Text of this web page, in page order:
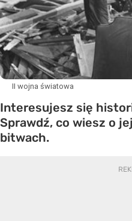
II wojna światowa
Interesujesz się
Sprawdź, co wiesz o
bitwach.